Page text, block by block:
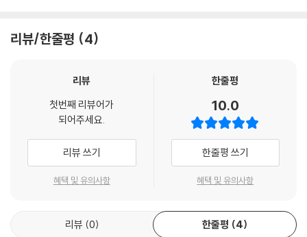
의 연민과 따뜻함이 배어 있다. 최인호는 ‘작가의 말’에서 이와 같은 유형의
이야기들로 10편 이상의 연작을 구성하고 있었다며 구상대로 간직하고 있
랬기에 이 『이상한 사람들』은 최인호의 작품세계에서 더 특별한 위치를 점
하게 되었을지 모른다.
이렇듯 독자들에겐 잘 알려지지 않았으나 그의 문학성이 가장 탁월하고 독
특하게 발휘된 『이상한 사람들』을 작가 선종 4주기, 출간 11주년(기존 책
은 2006년 11월에 출간)을 맞아 리커버 에디션으로 선보인다. 새로운 옷
을 입혀 책의 꼴을 다듬고 완성도를 높였다.
말은 마음으로 하는 거란다
리뷰/한줄평 4
리뷰
첫번째 리뷰어가
되어주세요.
리뷰 쓰기
혜택 및 유의사항
한줄평
10.0
한줄평 쓰기
혜택 및 유의사항
리뷰 0 한줄평 4